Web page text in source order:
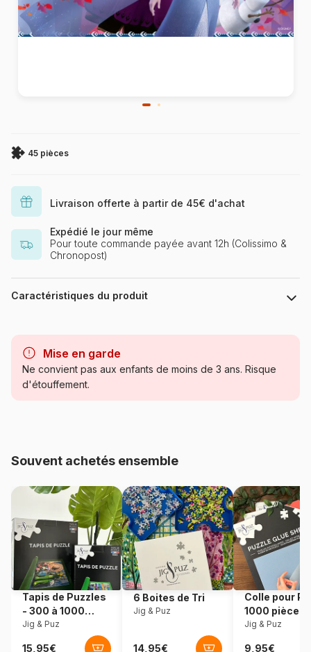
45 pièces
Livraison offerte à partir de 45€ d'achat
Expédié le jour même
Pour toute commande payée avant 12h (Colissimo &
Chronopost)
Caractéristiques du produit
Catégorie
Puzzles - Bandes Dessinées
Provenance Tchéquie
Nathan-86451
EAN 4005556864515
Nombre de pièces 45 pièces
Dimensions 36 x 26 cm
Mise en garde
Ne convient pas aux enfants de moins de 3 ans. Risque
d'étouffement.
Souvent achetés ensemble
Tapis de Puzzles
- 300 à 1000
pièces
Jig & Puz
6 Boites de Tri
Jig & Puz
Colle pour
1000 pièces
Jig & Puz